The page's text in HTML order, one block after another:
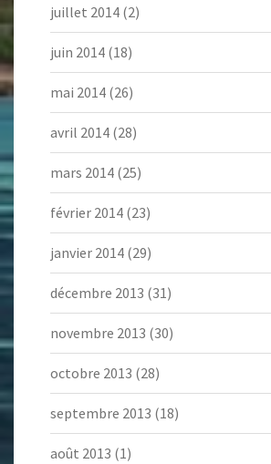
juillet 2014 (2)
juin 2014 (18)
mai 2014 (26)
avril 2014 (28)
mars 2014 (25)
février 2014 (23)
janvier 2014 (29)
décembre 2013 (31)
novembre 2013 (30)
octobre 2013 (28)
septembre 2013 (18)
août 2013 (1)